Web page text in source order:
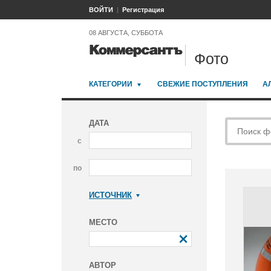
ВОЙТИ Регистрация
08 АВГУСТА, СУББОТА
Фото
КАТЕГОРИИ СВЕЖИЕ ПОСТУПЛЕНИЯ
ДАТА
с
по
ИСТОЧНИК
МЕСТО
АВТОР